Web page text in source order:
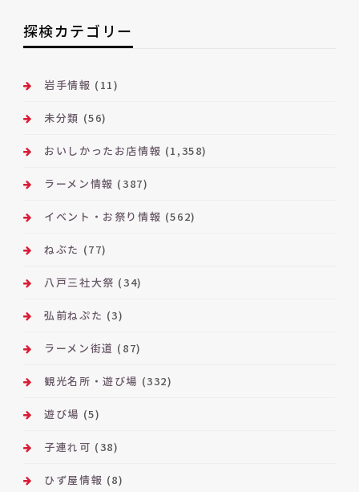
ー
カ
ブ
探検カテゴリー
岩手情報 (11)
未分類 (56)
おいしかったお店情報 (1,358)
ラーメン情報 (387)
イベント・お祭り情報 (562)
ねぶた (77)
八戸三社大祭 (34)
弘前ねぷた (3)
ラーメン街道 (87)
観光名所・遊び場 (332)
遊び場 (5)
子連れ可 (38)
ひず屋情報 (8)